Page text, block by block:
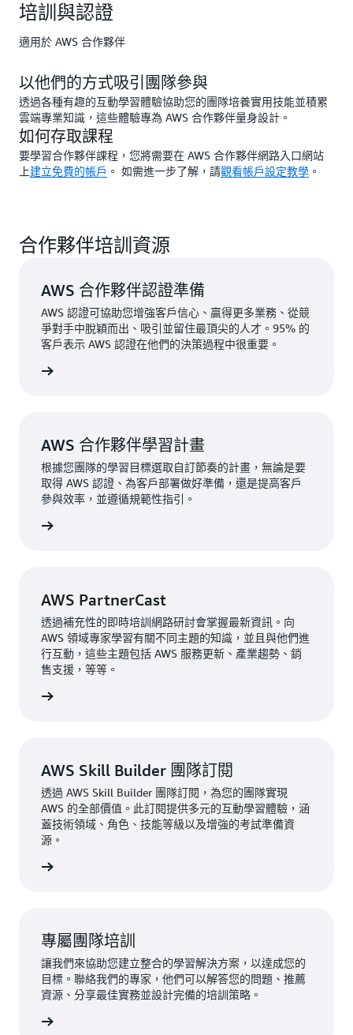
培訓與認證
適用於 AWS 合作夥伴
以他們的方式吸引團隊參與
透過各種有趣的互動學習體驗協助您的團隊培養實用技能並積累
雲端專業知識，這些體驗專為 AWS 合作夥伴量身設計。
如何存取課程
要學習合作夥伴課程，您將需要在 AWS 合作夥伴網路入口網站
上建立免費的帳戶 。 如需進一步了解，請觀看帳戶設定教學 。
合作夥伴培訓資源
AWS 合作夥伴認證準備
AWS 認證可協助您增強客戶信心、贏得更多業務、從競
爭對手中脫穎而出、吸引並留住最頂尖的人才。95% 的
客戶表示 AWS 認證在他們的決策過程中很重要。
AWS 合作夥伴學習計畫
根據您團隊的學習目標選取自訂節奏的計畫，無論是要
取得 AWS 認證、為客戶部署做好準備，還是提高客戶
參與效率，並遵循規範性指引。
AWS PartnerCast
透過補充性的即時培訓網路研討會掌握最新資訊。向
AWS 領域專家學習有關不同主題的知識，並且與他們進
行互動，這些主題包括 AWS 服務更新、產業趨勢、銷
售支援，等等。
AWS Skill Builder 團隊訂閱
透過 AWS Skill Builder 團隊訂閱，為您的團隊實現
AWS 的全部價值。此訂閱提供多元的互動學習體驗，涵
蓋技術領域、角色、技能等級以及增強的考試準備資
源。
專屬團隊培訓
讓我們來協助您建立整合的學習解決方案，以達成您的
目標。聯絡我們的專家，他們可以解答您的問題、推薦
資源、分享最佳實務並設計完備的培訓策略。